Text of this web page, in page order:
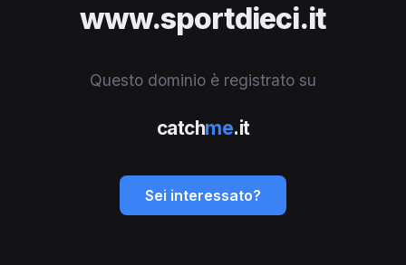
www.sportdieci.it
Questo dominio è registrato su
catchme.it
Sei interessato?